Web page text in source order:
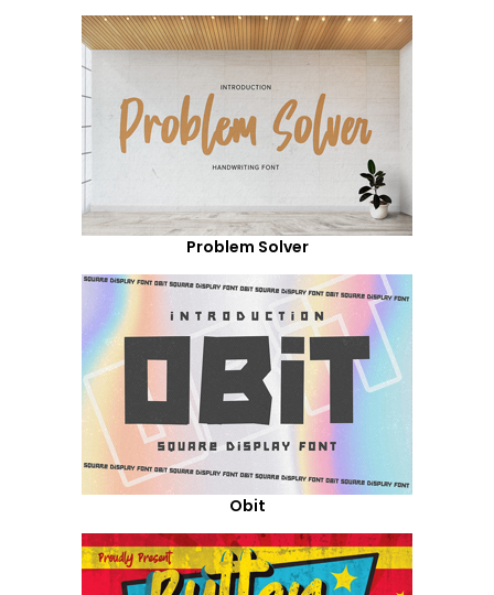
Problem Solver
Obit